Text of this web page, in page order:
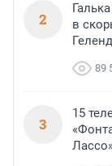
2
в
89
3
15